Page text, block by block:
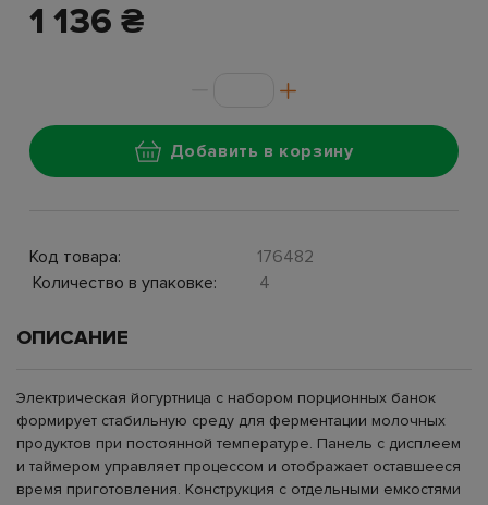
1 136 ₴
Добавить в корзину
Код товара:
176482
Количество в упаковке:
4
ОПИСАНИЕ
Электрическая йогуртница с набором порционных банок
формирует стабильную среду для ферментации молочных
продуктов при постоянной температуре. Панель с дисплеем
и таймером управляет процессом и отображает оставшееся
время приготовления. Конструкция с отдельными емкостями